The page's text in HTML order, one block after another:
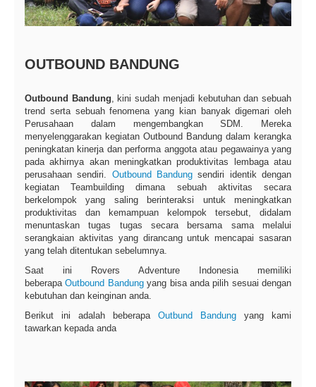
OUTBOUND BANDUNG
Outbound Bandung , kini sudah menjadi kebutuhan dan sebuah
trend serta sebuah fenomena yang kian banyak digemari oleh
Perusahaan dalam mengembangkan SDM. Mereka
menyelenggarakan kegiatan Outbound Bandung dalam kerangka
peningkatan kinerja dan performa anggota atau pegawainya yang
pada akhirnya akan meningkatkan produktivitas lembaga atau
perusahaan sendiri. Outbound Bandung sendiri identik dengan
kegiatan Teambuilding dimana sebuah aktivitas secara
berkelompok yang saling berinteraksi untuk meningkatkan
produktivitas dan kemampuan kelompok tersebut, didalam
menuntaskan tugas ­tugas secara bersama sama melalui
serangkaian aktivitas yang dirancang untuk mencapai sasaran
yang telah ditentukan sebelumnya.
Saat ini Rovers Adventure Indonesia memiliki
beberapaOutbound Bandungyang bisa anda pilih sesuai dengan
kebutuhan dan keinginan anda.
Berikut ini adalah beberapa Outbund Bandung yang kami
tawarkan kepada anda